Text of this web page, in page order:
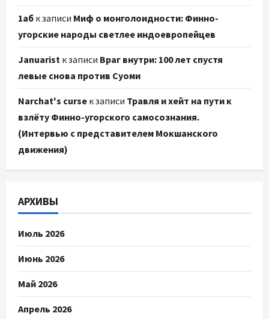
1аб к записи Миф о монголоидности: Финно-
угорские народы светлее индоевропейцев
Januarist к записи Враг внутри: 100 лет спустя
левые снова против Суоми
Narchat's curse к записи Травля и хейт на пути к
взлёту Финно-угорского самосознания.
(Интервью с представителем Мокшанского
движения)
АРХИВЫ
Июль 2026
Июнь 2026
Май 2026
Апрель 2026